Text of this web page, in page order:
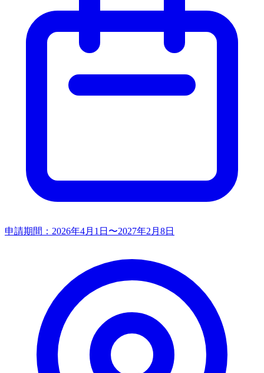
申請期間： 2026年4月1日〜2027年2月8日